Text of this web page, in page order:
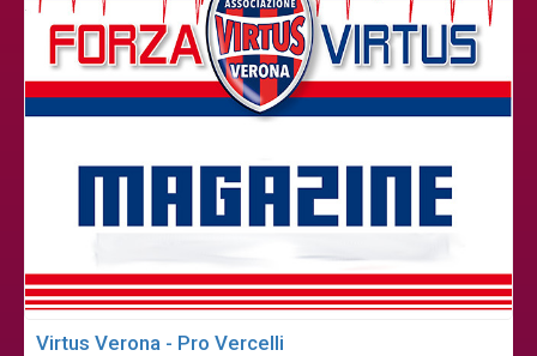
Virtus Verona - Pro Vercelli